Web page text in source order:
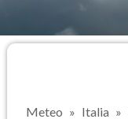
Meteo Italia